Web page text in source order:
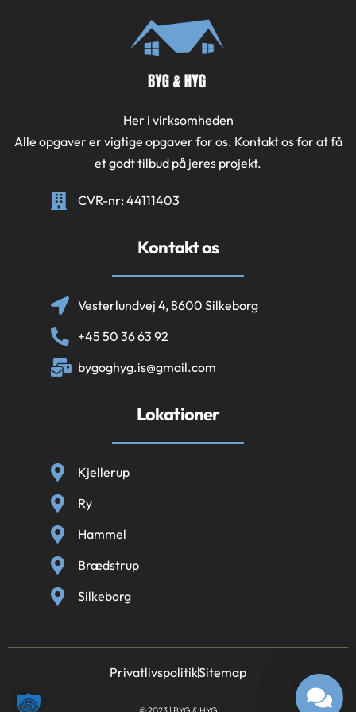
Her i virksomheden
Alle opgaver er vigtige opgaver for os. Kontakt os for at få
et godt tilbud på jeres projekt.
CVR-nr: 44111403
Kontakt os
Vesterlundvej 4, 8600 Silkeborg
+45 50 36 63 92
bygoghyg.is@gmail.com
Lokationer
Kjellerup
Ry
Hammel
Brædstrup
Silkeborg
PrivatlivspolitikSitemap